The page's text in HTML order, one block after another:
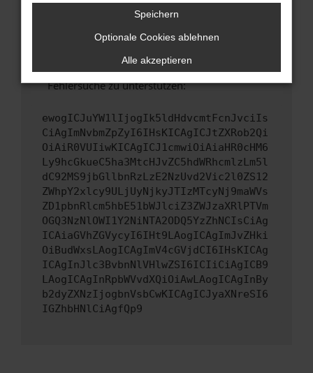
Wende dich an den Webseitenbetreiber.
Wenn du alle oben genannten Schritte versucht
hast, kontaktiere uns bitte. Wir werden
versuchen, das Problem zu beheben. Du kannst
uns diesen Text schicken, um uns bei der
Fehlersuche zu unterstützen:
ewogICJuYW1lIjogIk5ldHdvcmtFcnJvciIs
CiAgImNvbmZpZyI6IHsKICAgICJtZXRob2Qi
OiAiR0VUIiwKICAgICJ1cmwiOiAiaHR0cHM6
Ly9hcGkueC5ha3MtcHJvZC5hdWRhcmlzLm5l
dC92MS9jbGllbnRzLzE2NzUvd2Vic2l0ZS12
ZWhpY2xlcy9ULjUyNjkyJTIzMTcyNj9maWVs
ZD1pbnRlcm5hbE51bWJlciZ3ZWJzaXRlPTVm
OGQ3NzNlOWI1Y2NiNTA2ODQ5YzZhNCIsCiAg
ICAiaGVhZGVycyI6IHt9LAogICAgImJvZHki
OiBudWxsLAogICAgImV4cGVjdCI6IHsKICAg
ICAgInJlc3BvbnNlVHlwZSI6ICIiCiAgICB9
LAogICAgInRpbWVvdXQiOiAwLAogICAgInBy
b2dyZXNzIjogbnVsbCwKICAgICJyaXNreSI6
IGZhbHNlCiAgfQp9
Speichern
Optionale Cookies ablehnen
Alle akzeptieren